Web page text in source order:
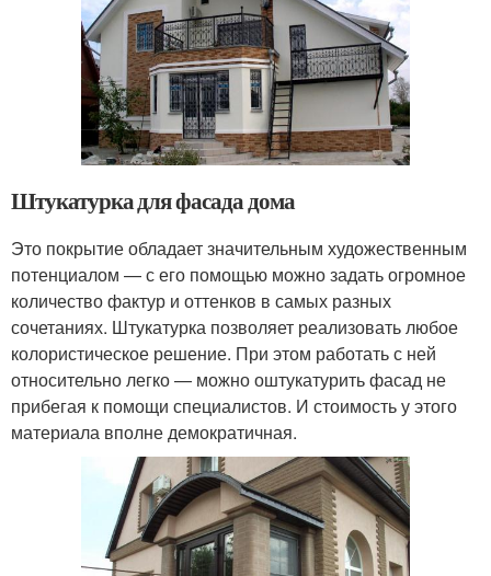
Штукатурка для фасада дома
Это покрытие обладает значительным художественным
потенциалом — с его помощью можно задать огромное
количество фактур и оттенков в самых разных
сочетаниях. Штукатурка позволяет реализовать любое
колористическое решение. При этом работать с ней
относительно легко — можно оштукатурить фасад не
прибегая к помощи специалистов. И стоимость у этого
материала вполне демократичная.